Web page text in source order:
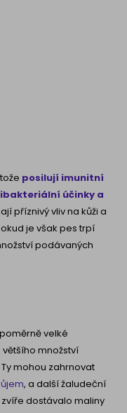
posilují imunitní
účinky a
příznivý vliv na kůži a
je však pes trpí
podávaných
velké
množství
mohou zahrnovat
, a další žaludeční
dostávalo maliny